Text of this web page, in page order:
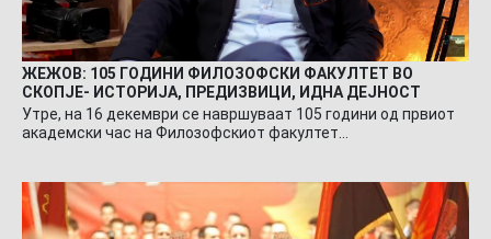
ЖЕЖОВ: 105 ГОДИНИ ФИЛОЗОФСКИ ФАКУЛТЕТ ВО
СКОПЈЕ- ИСТОРИЈА, ПРЕДИЗВИЦИ, ИДНА ДЕЈНОСТ
Утре, на 16 декември се навршуваат 105 години од првиот
академски час на Филозофскиот факултет…